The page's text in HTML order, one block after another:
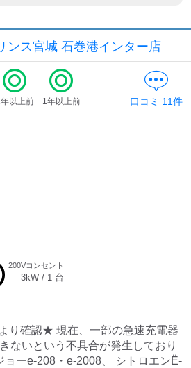
ンス宮城 石巻港インター店
以上前 1年以上前 口コミ 11件
200Vコンセント
3kW / 1 台
り確認★ 現在、一部の急速充電器
ないという不具合が発生しており
ョーe-208・e-2008、 シトロエンË-